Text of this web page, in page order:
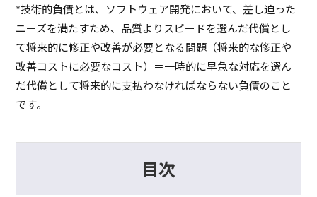
*技術的負債とは、ソフトウェア開発において、差し迫った
ニーズを満たすため、品質よりスピードを選んだ代償とし
て将来的に修正や改善が必要となる問題（将来的な修正や
改善コストに必要なコスト）＝一時的に早急な対応を選ん
だ代償として将来的に支払わなければならない負債のこと
です。
目次